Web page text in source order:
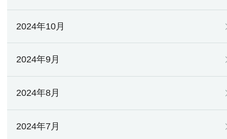
2024年10月
2024年9月
2024年8月
2024年7月